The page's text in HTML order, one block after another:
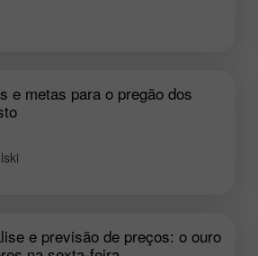
e metas para o pregão dos
e previsão de preços: o ouro